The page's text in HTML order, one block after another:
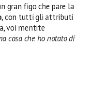
gran figo che pare la
, con tutti gli attributi
voi mentite
cosa che ho notato di